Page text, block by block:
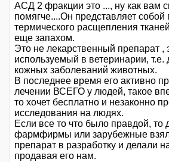
АСД 2 фракции это ..., ну как вам
помягче....Он представляет собой
термического расщепления
еще запахом.
Это не лекарственный препарат ,
используемый в ветеринарии, т.е.
кожных заболеваний животных.
В последнее время его активно
лечении ВСЕГО у людей, такое
то хочет бесплатно и незаконно
исследования на людях.
Если все то что было правдой, то
фармфирмы или зарубежные
препарат в разработку и делали
продавая его нам.